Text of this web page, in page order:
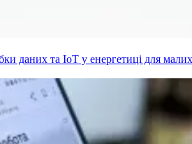
даних та IoT у енергетиці для малих